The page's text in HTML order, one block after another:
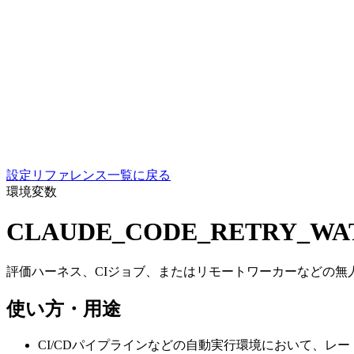
設定リファレンス一覧に戻る
環境変数
評価ハーネス、CIジョブ、またはリモートワーカーなどの
使い方・用途
CI/CDパイプラインなどの自動実行環境において、レ